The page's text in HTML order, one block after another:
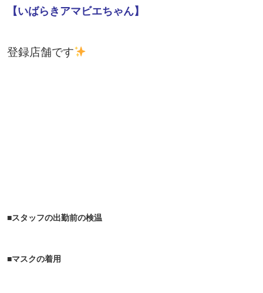
【いばらきアマビエちゃん】
登録店舗です
■スタッフの出勤前の検温
■マスクの着用